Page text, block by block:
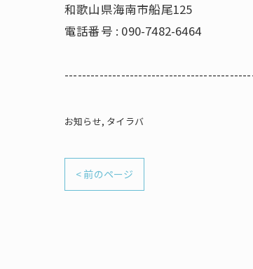
和歌山県海南市船尾125
電話番号 : 090-7482-6464
お知らせ タイラバ
< 前のページ